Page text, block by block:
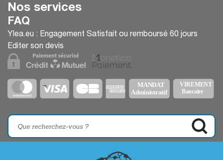
Nos services
FAQ
Ylea.eu : Engagement Satisfait ou remboursé 60 jours
Editer son devis